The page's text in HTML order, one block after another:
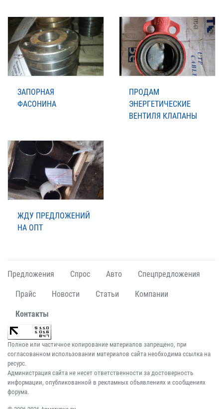
ЗАПОРНАЯ
ФАСОНИНА
ПРОДАМ
ЭНЕРГЕТИЧЕСКИЕ
ВЕНТИЛЯ КЛАПАНЫ
ЖДУ ПРЕДЛОЖЕНИЙ
НА ОПТ
Предложения Спрос Авто Спецпредложения
Прайс Новости Статьи Компании
Контакты
Полное или частичное копирование материалов запрещено, при
согласованном использовании материалов сайта необходима ссылка на
ресурс.
Администрация сайта не несет ответственности за достоверность
информации, опубликованной в рекламных объявлениях и сообщениях
форума.